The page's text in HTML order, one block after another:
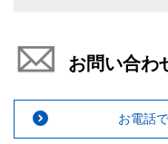
お問い合わ
お電話